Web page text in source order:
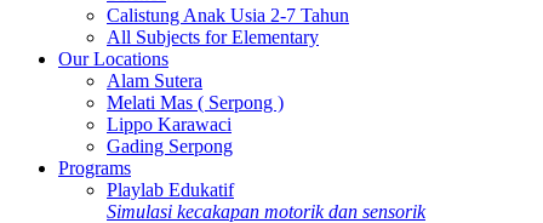
Calistung Anak Usia 2-7 Tahun
All Subjects for Elementary
Our Locations
Alam Sutera
Melati Mas ( Serpong )
Lippo Karawaci
Gading Serpong
Programs
Playlab Edukatif
Simulasi kecakapan motorik dan sensorik